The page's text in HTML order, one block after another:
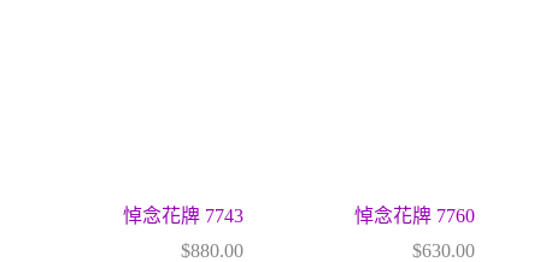
悼念花牌 7743
$880.00
悼念花牌 7760
$630.00